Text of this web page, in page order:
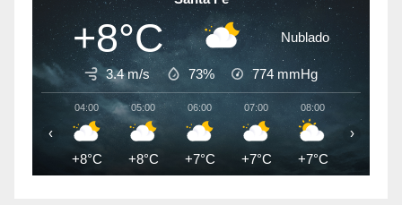
+8°C Nublado
3.4 m/s 73% 774 mmHg
04:00
+8°C
05:00
+8°C
06:00
+7°C
07:00
+7°C
08:00
+7°C +8°C
‹ ›